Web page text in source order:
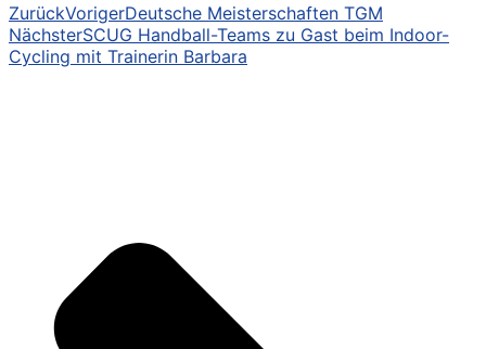
ZurückVorigerDeutsche Meisterschaften TGM
NächsterSCUG Handball-Teams zu Gast beim Indoor-
Cycling mit Trainerin Barbara